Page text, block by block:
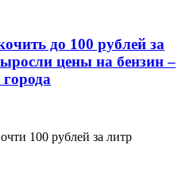
до 100 рублей за
цены на бензин –
100 рублей за литр